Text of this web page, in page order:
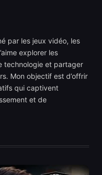
par les jeux vidéo, les
explorer les
technologie et partager
Mon objectif est d’offrir
qui captivent
et de